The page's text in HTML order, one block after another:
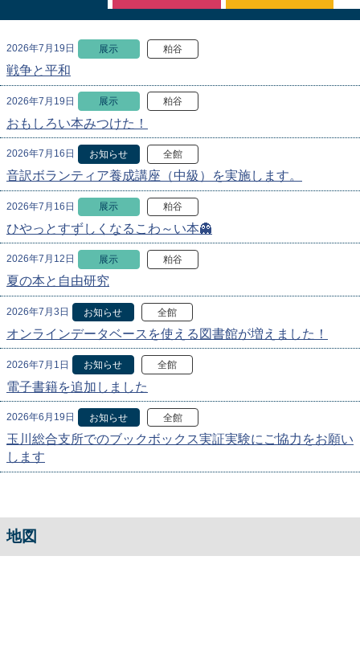
2026年7月19日 展示 粕谷
戦争と平和
2026年7月19日 展示 粕谷
おもしろい本みつけた！
2026年7月16日 お知らせ 全館
音訳ボランティア養成講座（中級）を実施します。
2026年7月16日 展示 粕谷
ひやっとすずしくなるこわ～い本👻
2026年7月12日 展示 粕谷
夏の本と自由研究
2026年7月3日 お知らせ 全館
オンラインデータベースを使える図書館が増えました！
2026年7月1日 お知らせ 全館
電子書籍を追加しました
2026年6月19日 お知らせ 全館
玉川総合支所でのブックボックス実証実験にご協力をお願い
します
地図